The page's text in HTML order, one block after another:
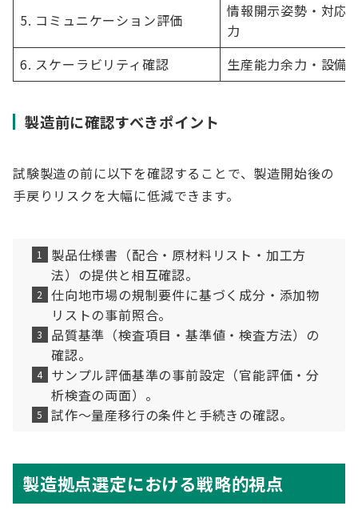
5. コミュニケーション評価
情報開示姿勢・対応
力
6. スケーラビリティ確認
生産能力余力・設備
製造前に確認すべきポイント
試験製造の前に以下を確認することで、製造開始後の
手戻りリスクを大幅に低減できます。
製品仕様書（配合・原材料リスト・加工方
法）の提供と相互確認。
仕向地市場の規制要件に基づく成分・添加物
リストの事前照合。
品質基準（検査項目・基準値・検査方法）の
確認。
サンプル評価基準の事前設定（官能評価・分
析検査の両面）。
試作〜量産移行の条件と手続きの確認。
製造拠点選定における戦略的視点